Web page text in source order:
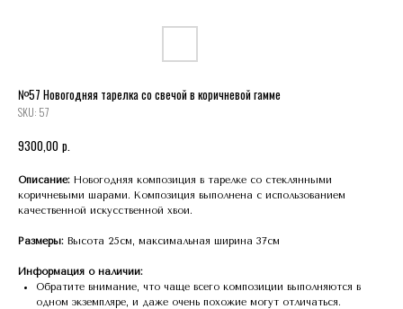
№57 Новогодняя тарелка со свечой в коричневой гамме
SKU: 57
9300,00 р.
Описание: Новогодняя композиция в тарелке со стеклянными
коричневыми шарами. Композиция выполнена с использованием
качественной искусственной хвои.
Размеры: Высота 25см, максимальная ширина 37см
Информация о наличии:
Обратите внимание, что чаще всего композиции выполняются в
одном экземпляре, и даже очень похожие могут отличаться.